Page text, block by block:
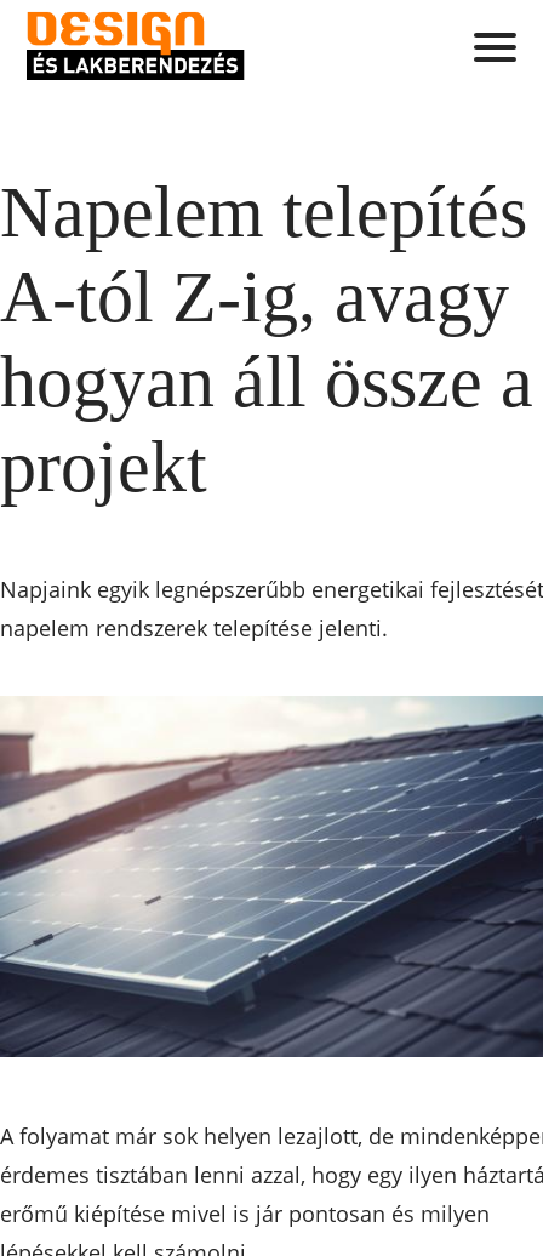
Napelem telepítés
A-tól Z-ig, avagy
hogyan áll össze a
projekt
Napjaink egyik legnépszerűbb energetikai
napelem rendszerek telepítése jelenti.
A folyamat már sok helyen lezajlott, de
érdemes tisztában lenni azzal, hogy egy ilyen
erőmű kiépítése mivel is jár pontosan és milyen